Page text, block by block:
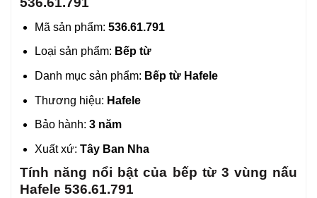
Mã sản phẩm: 536.61.791
Loại sản phẩm: Bếp từ
Danh mục sản phẩm: Bếp từ Hafele
Thương hiệu: Hafele
Bảo hành: 3 năm
Xuất xứ: Tây Ban Nha
Tính năng nổi bật của bếp từ 3 vùng nấu
Hafele 536.61.791